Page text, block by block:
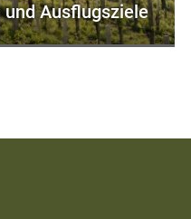
Ausflugsziele